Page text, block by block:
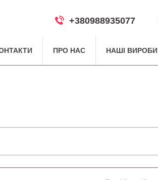
+380988935077
ПРО НАС НАШІ ВИРОБИ